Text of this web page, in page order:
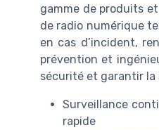
gamme de produits
de radio numérique
en cas d’incident,
prévention et
sécurité et garantir la
Surveillance
rapide